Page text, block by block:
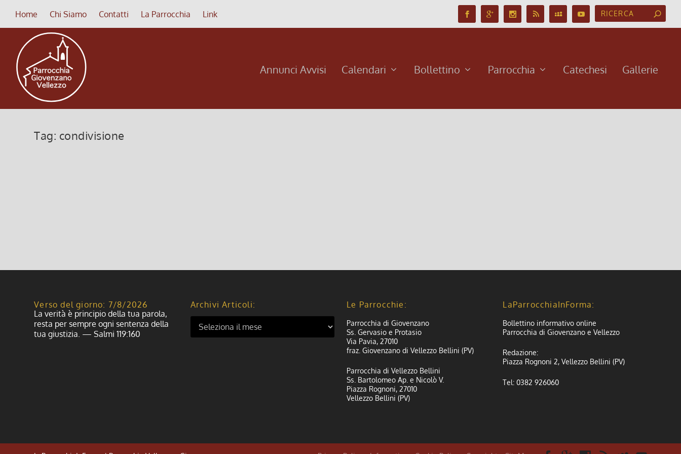
Home Chi Siamo Contatti La Parrocchia Link
Annunci Avvisi Calendari Bollettino Parrocchia Catechesi Gallerie
Tag: condivisione
Verso del giorno: 7/8/2026
La verità è principio della tua parola,
resta per sempre ogni sentenza della
tua giustizia. — Salmi 119:160
Archivi Articoli: Le Parrocchie:
Parrocchia di Giovenzano
Ss. Gervasio e Protasio
Via Pavia, 27010
fraz. Giovenzano di Vellezzo Bellini (PV)
Parrocchia di Vellezzo Bellini
Ss. Bartolomeo Ap. e Nicolò V.
Piazza Rognoni, 27010
Vellezzo Bellini (PV)
LaParrocchiaInForma:
Bollettino informativo online
Parrocchia di Giovenzano e Vellezzo
Redazione:
Piazza Rognoni 2, Vellezzo Bellini (PV)
Tel: 0382 926060